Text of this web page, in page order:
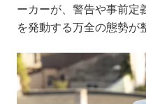
ーカーが、警告や事前定
を発動する万全の態勢が